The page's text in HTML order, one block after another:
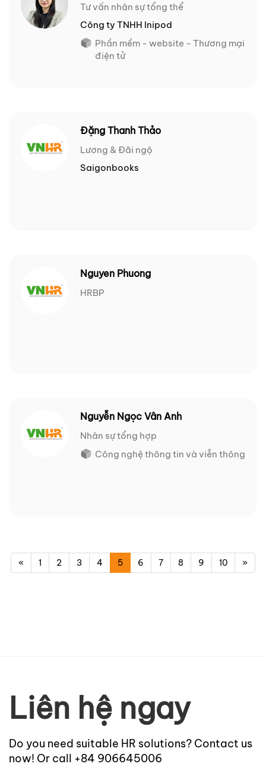
Tư vấn nhân sự tổng thể
Công ty TNHH Inipod
Phần mềm - website - Thương mại
điện tử
Đặng Thanh Thảo
Lương & Đãi ngộ
Saigonbooks
Nguyen Phuong
HRBP
Nguyễn Ngọc Vân Anh
Nhân sự tổng hợp
Công nghệ thông tin và viễn thông
« 1 2 3 4 5 6 7 8 9 10 »
Liên hệ ngay
Do you need suitable HR solutions? Contact us
now! Or call +84 906645006